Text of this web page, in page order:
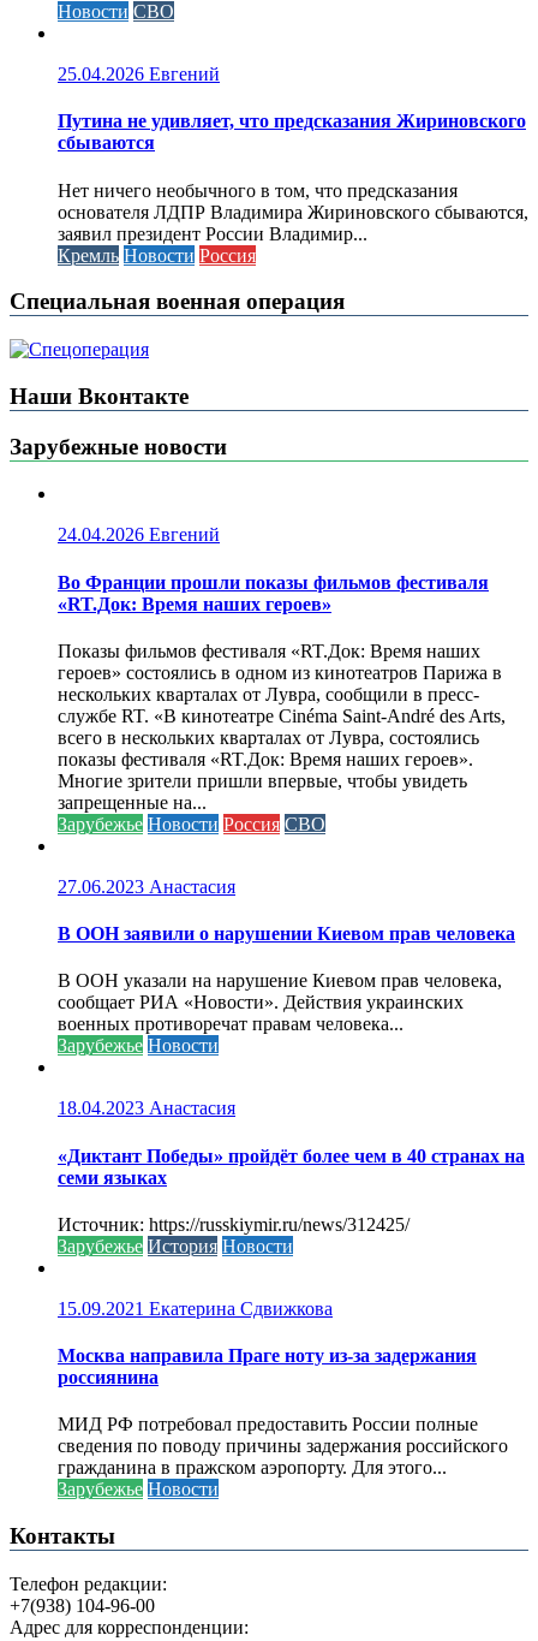
Новости СВО
25.04.2026 Евгений
Путина не удивляет, что предсказания Жириновского
сбываются
Нет ничего необычного в том, что предсказания
основателя ЛДПР Владимира Жириновского сбываются,
заявил президент России Владимир...
Кремль Новости Россия
Специальная военная операция
Наши Вконтакте
Зарубежные новости
24.04.2026 Евгений
Во Франции прошли показы фильмов фестиваля
«RT.Док: Время наших героев»
Показы фильмов фестиваля «RT.Док: Время наших
героев» состоялись в одном из кинотеатров Парижа в
нескольких кварталах от Лувра, сообщили в пресс-
службе RT. «В кинотеатре Cinéma Saint-André des Arts,
всего в нескольких кварталах от Лувра, состоялись
показы фестиваля «RT.Док: Время наших героев».
Многие зрители пришли впервые, чтобы увидеть
запрещенные на...
Зарубежье Новости Россия СВО
27.06.2023 Анастасия
В ООН заявили о нарушении Киевом прав человека
В ООН указали на нарушение Киевом прав человека,
сообщает РИА «Новости». Действия украинских
военных противоречат правам человека...
Зарубежье Новости
18.04.2023 Анастасия
«Диктант Победы» пройдёт более чем в 40 странах на
семи языках
Источник: https://russkiymir.ru/news/312425/
Зарубежье История Новости
15.09.2021 Екатерина Сдвижкова
Москва направила Праге ноту из-за задержания
россиянина
МИД РФ потребовал предоставить России полные
сведения по поводу причины задержания российского
гражданина в пражском аэропорту. Для этого...
Зарубежье Новости
Контакты
Телефон редакции:
+7(938) 104-96-00
Адрес для корреспонденции: